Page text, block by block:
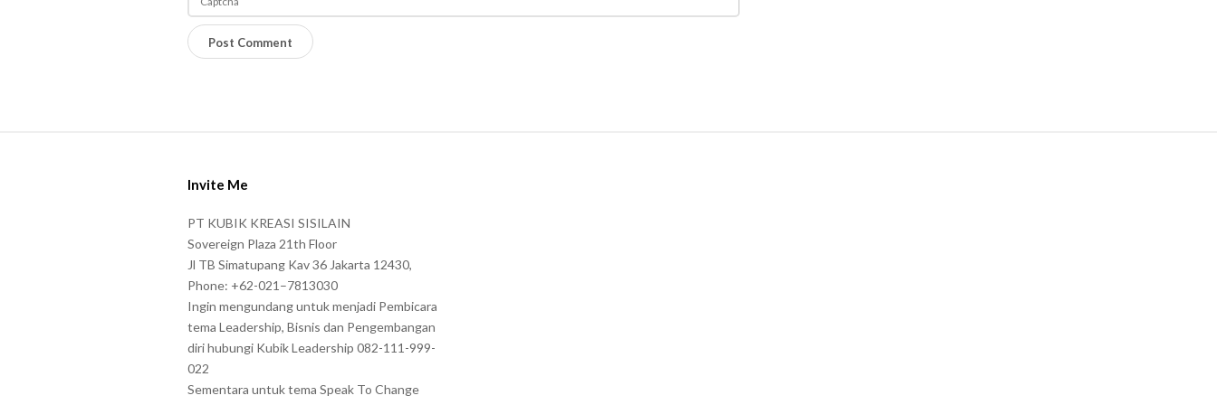
P
e
t
r
t
h
e
c
Invite Me
PT KUBIK KREASI SISILAIN
Sovereign Plaza 21th Floor
Jl TB Simatupang Kav 36 Jakarta 12430,
Phone: +62-021–7813030
Ingin mengundang untuk menjadi Pembicara
tema Leadership, Bisnis dan Pengembangan
diri hubungi Kubik Leadership 082-111-999-
022
Sementara untuk tema Speak To Change